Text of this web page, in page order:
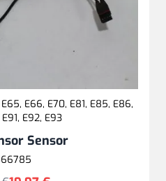
E66, E70, E81, E85, E86,
E92, E93
Sensor